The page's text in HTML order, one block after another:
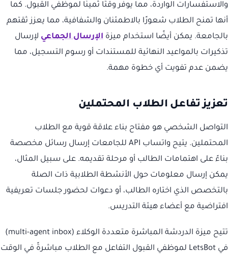
والاستفسارات الواردة، مما يوفر وقتًا ثمينًا لموظفي القبول. كما
أنها تمنح الطلاب شعورًا بالاطمئنان والشفافية، مما يعزز ثقتهم
بالجامعة. يمكن أيضًا استخدام ميزة الإرسال الجماعي لإرسال
تذكيرات بالمواعيد النهائية للمستندات أو رسوم التسجيل، مما
يضمن عدم تفويت أي خطوة مهمة.
تعزيز تفاعل الطلاب المحتملين
التواصل الشخصي هو مفتاح بناء علاقة قوية مع الطلاب
المحتملين. يتيح واتساب API للجامعات إرسال رسائل مخصصة
بناءً على اهتمامات الطالب أو مرحلة تقديمه. على سبيل المثال،
يمكن إرسال معلومات حول الأنشطة الطلابية ذات الصلة
بالتخصص الذي اختاره الطالب، أو دعوات لحضور جلسات تعريفية
افتراضية مع أعضاء هيئة التدريس.
تتيح ميزة الدردشة المباشرة متعددة الوكلاء (multi-agent inbox)
في LetsBot لموظفي القبول التفاعل مع الطلاب مباشرةً في الوقت